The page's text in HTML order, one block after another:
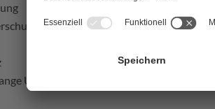
Unterwäsche zum Wechseln oder